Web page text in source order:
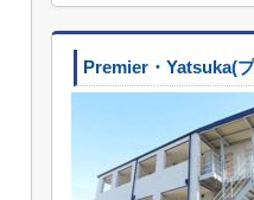
Premier・Yatsuka(